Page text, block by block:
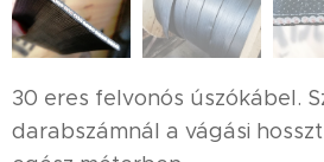
30 eres felvonós úszókábel.
darabszámnál a vágási